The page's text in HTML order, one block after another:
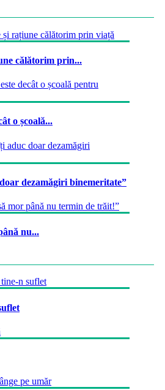
călătorim prin...
o școală...
dezamăgiri binemeritate”
nu...